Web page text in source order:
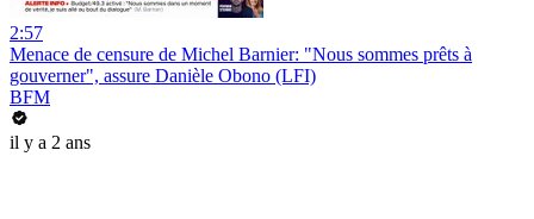
2:57
Menace de censure de Michel Barnier: "Nous sommes prêts à
gouverner", assure Danièle Obono (LFI)
BFM
il y a 2 ans